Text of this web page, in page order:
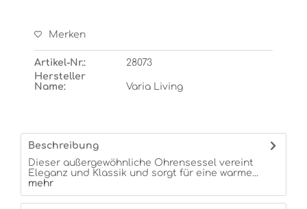
Merken
Artikel-Nr.:
28073
Hersteller
Name:
Varia Living
Beschreibung
Dieser außergewöhnliche Ohrensessel vereint
Eleganz und Klassik und sorgt für eine warme...
mehr